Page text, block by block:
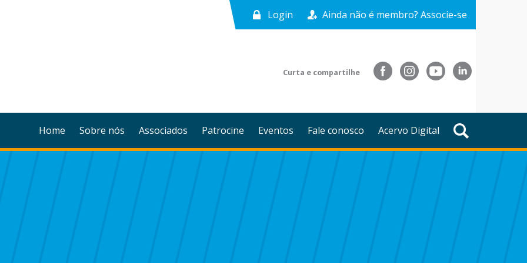
Login Ainda não é membro? Associe-se
Curta e compartilhe
Home Sobre nós Associados Patrocine Eventos Fale conosco Acervo Digital